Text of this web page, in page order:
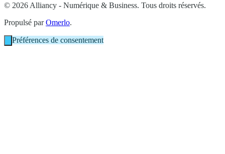
© 2026 Alliancy - Numérique & Business. Tous droits réservés.
Propulsé parOmerlo.
Préférences de consentement